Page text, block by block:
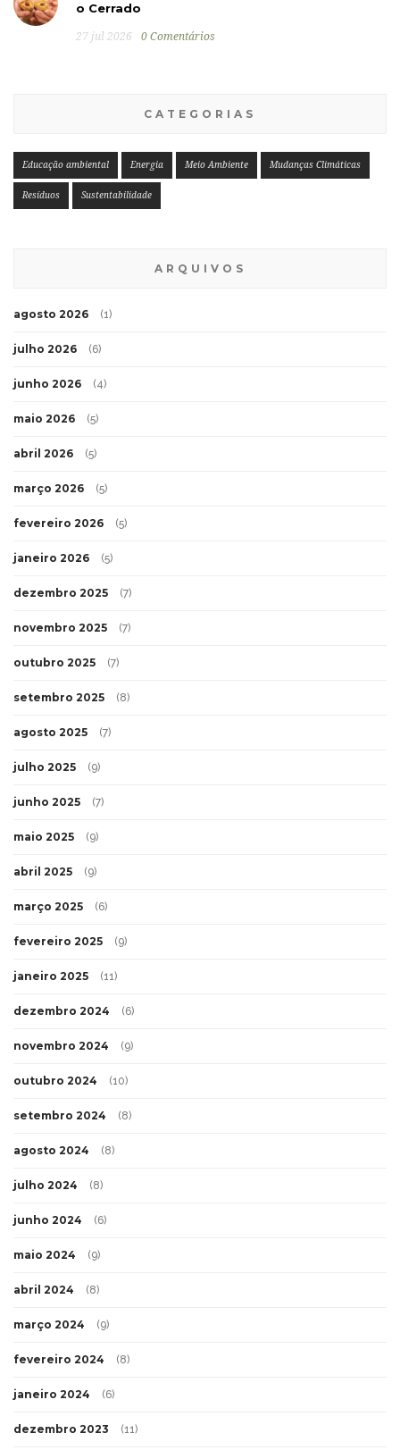
o Cerrado
27 jul 2026 0 Comentários
CATEGORIAS
Educação ambiental Energia Meio Ambiente Mudanças Climáticas
Resíduos Sustentabilidade
ARQUIVOS
agosto 2026 (1)
julho 2026 (6)
junho 2026 (4)
maio 2026 (5)
abril 2026 (5)
março 2026 (5)
fevereiro 2026 (5)
janeiro 2026 (5)
dezembro 2025 (7)
novembro 2025 (7)
outubro 2025 (7)
setembro 2025 (8)
agosto 2025 (7)
julho 2025 (9)
junho 2025 (7)
maio 2025 (9)
abril 2025 (9)
março 2025 (6)
fevereiro 2025 (9)
janeiro 2025 (11)
dezembro 2024 (6)
novembro 2024 (9)
outubro 2024 (10)
setembro 2024 (8)
agosto 2024 (8)
julho 2024 (8)
junho 2024 (6)
maio 2024 (9)
abril 2024 (8)
março 2024 (9)
fevereiro 2024 (8)
janeiro 2024 (6)
dezembro 2023 (11)